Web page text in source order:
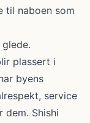
til naboen som
plassert i
byens
service
Shishi